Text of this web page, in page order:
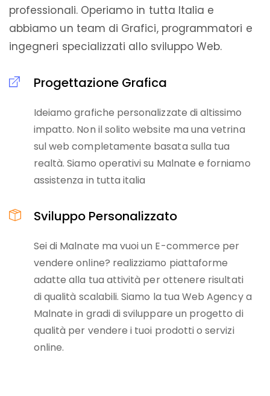
professionali. Operiamo in tutta Italia e
abbiamo un team di Grafici, programmatori e
ingegneri specializzati allo sviluppo Web.
Progettazione Grafica
Ideiamo grafiche personalizzate di altissimo
impatto. Non il solito website ma una vetrina
sul web completamente basata sulla tua
realtà. Siamo operativi su Malnate e forniamo
assistenza in tutta italia
Sviluppo Personalizzato
Sei di Malnate ma vuoi un E-commerce per
vendere online? realizziamo piattaforme
adatte alla tua attività per ottenere risultati
di qualità scalabili. Siamo la tua Web Agency a
Malnate in gradi di sviluppare un progetto di
qualità per vendere i tuoi prodotti o servizi
online.